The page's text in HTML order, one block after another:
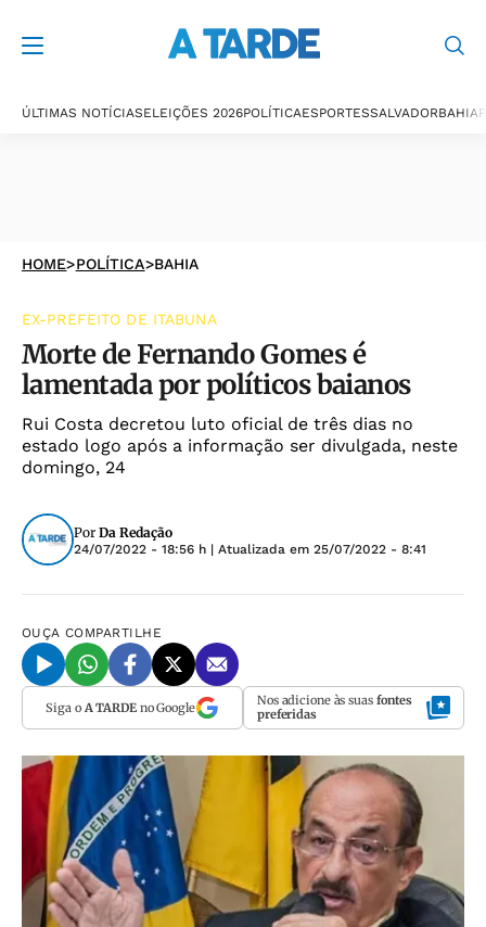
ÚLTIMAS NOTÍCIASELEIÇÕES 2026POLÍTICAESPORTESSALVADORBAHIA
HOME>POLÍTICA>BAHIA
EX-PREFEITO DE ITABUNA
Morte de Fernando Gomes é
lamentada por políticos baianos
Rui Costa decretou luto oficial de três dias no
estado logo após a informação ser divulgada, neste
domingo, 24
Por Da Redação
24/07/2022 - 18:56 h | Atualizada em 25/07/2022 - 8:41
OUÇA COMPARTILHE
Siga o A TARDEno Google Nos adicione às suas fontes
preferidas